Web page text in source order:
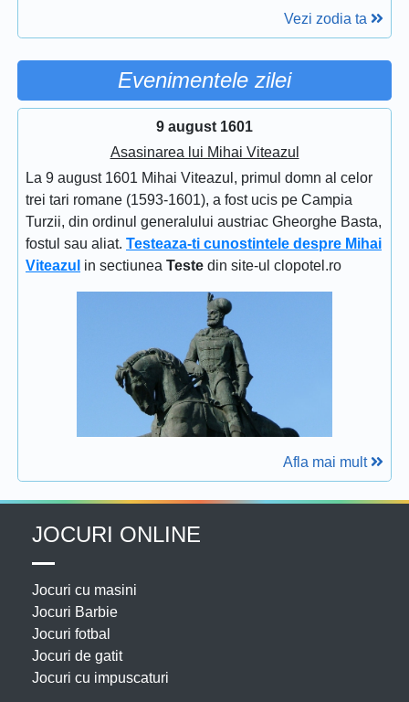
Vezi zodia ta
Evenimentele zilei
9 august 1601
Asasinarea lui Mihai Viteazul
La 9 august 1601 Mihai Viteazul, primul domn al celor
trei tari romane (1593-1601), a fost ucis pe Campia
Turzii, din ordinul generalului austriac Gheorghe Basta,
fostul sau aliat. Testeaza-ti cunostintele despre Mihai
Viteazul in sectiunea Teste din site-ul clopotel.ro
Afla mai mult
JOCURI ONLINE
Jocuri cu masini
Jocuri Barbie
Jocuri fotbal
Jocuri de gatit
Jocuri cu impuscaturi